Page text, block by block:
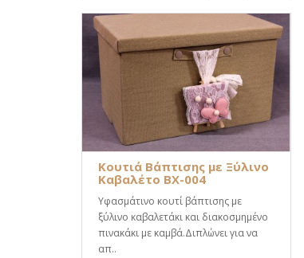
Κουτιά Βάπτισης με Ξύλινο
Καβαλέτο BX-004
Υφασμάτινο κουτί βάπτισης με
ξύλινο καβαλετάκι και διακοσμημένο
πινακάκι με καμβά.Διπλώνει για να
απ..